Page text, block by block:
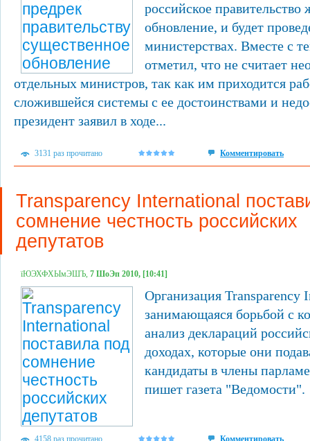
российское правительство
обновление, и будет
министерствах. Вместе с
отметил, что не считает
отдельных министров, так как им приходится
сложившейся системы с ее достоинствами и
президент заявил в ходе...
3131 раз прочитано Комментировать
Transparency International
сомнение честность российских
депутатов
їЮЭХФХЫмЭШЪ, 7 ШоЭп 2010, [10:41]
Организация Transparency
занимающаяся борьбой с
анализ деклараций
доходах, которые они
кандидаты в члены
пишет газета "Ведомости".
4158 раз прочитано Комментировать